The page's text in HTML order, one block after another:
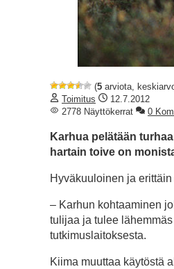
(5 arviota,
Toimitus
12.7.2012
2778 Näyttökerrat
0
Karhua pelätään
hartain toive on
Hyväkuuloinen ja
– Karhun kohtaaminen
tulijaa ja tulee
tutkimuslaitoksesta.
Kiima muuttaa käytöstä